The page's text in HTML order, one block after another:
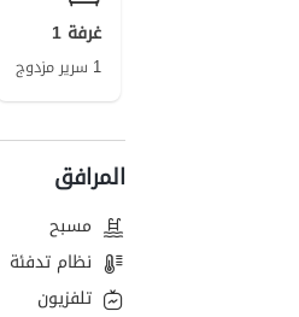
غرفة 1
1 سرير مزدوج
المرافق
مسبح
نظام تدفئة
تلفزيون